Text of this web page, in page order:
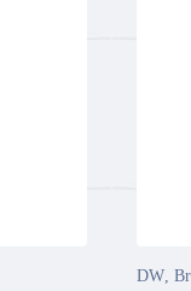
DW,